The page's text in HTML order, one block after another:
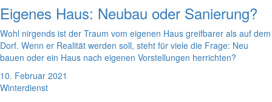
Eigenes Haus: Neubau oder Sanierung?
Wohl nirgends ist der Traum vom eigenen Haus greifbarer als auf dem
Dorf. Wenn er Realität werden soll, steht für viele die Frage: Neu
bauen oder ein Haus nach eigenen Vorstellungen herrichten?
10. Februar 2021
Winterdienst